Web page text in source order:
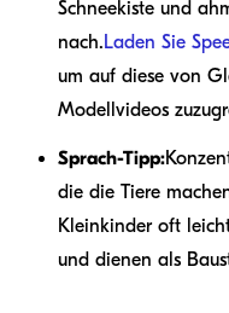
Schneekiste und
nach.Laden Sie
um auf diese von
Modellvideos
Sprach-Tipp:
die die Tiere
Kleinkinder oft
und dienen als